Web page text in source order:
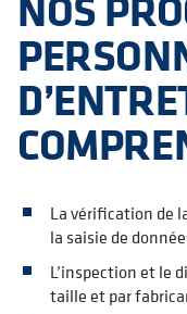
La vérification de
la saisie de
L’inspection et le
taille et par